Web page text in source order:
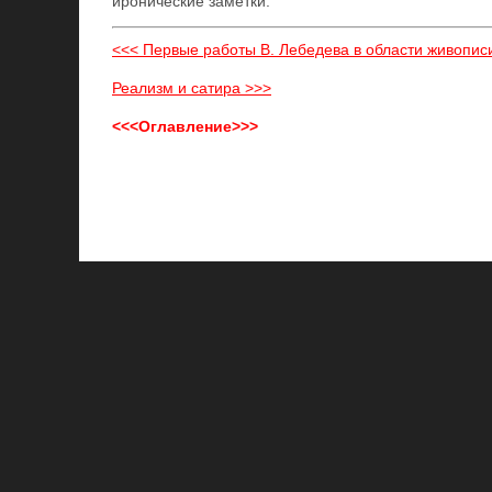
<<< Первые работы В. Лебедева в области
Реализм и сатира >>>
<<<Оглавление>>>